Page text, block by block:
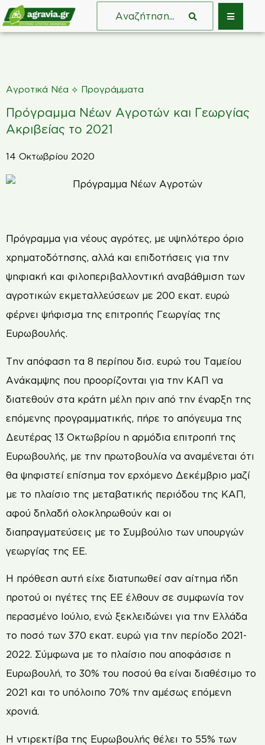
Αγροτικά Νέα ⟡ Προγράμματα
Πρόγραμμα Νέων Αγροτών και Γεωργίας
Ακριβείας το 2021
14 Οκτωβρίου 2020
Πρόγραμμα για νέους αγρότες, με υψηλότερο όριο
χρηματοδότησης, αλλά και επιδοτήσεις για την
ψηφιακή και φιλοπεριβαλλοντική αναβάθμιση των
αγροτικών εκμεταλλεύσεων με 200 εκατ. ευρώ
φέρνει ψήφισμα της επιτροπής Γεωργίας της
Ευρωβουλής.
Την απόφαση τα 8 περίπου δισ. ευρώ του Ταμείου
Ανάκαμψης που προορίζονται για την ΚΑΠ να
διατεθούν στα κράτη μέλη πριν από την έναρξη της
επόμενης προγραμματικής, πήρε το απόγευμα της
Δευτέρας 13 Οκτωβρίου η αρμόδια επιτροπή της
Ευρωβουλής, με την πρωτοβουλία να αναμένεται ότι
θα ψηφιστεί επίσημα τον ερχόμενο Δεκέμβριο μαζί
με το πλαίσιο της μεταβατικής περιόδου της ΚΑΠ,
αφού δηλαδή ολοκληρωθούν και οι
διαπραγματεύσεις με το Συμβούλιο των υπουργών
γεωργίας της ΕΕ.
Η πρόθεση αυτή είχε διατυπωθεί σαν αίτημα ήδη
προτού οι ηγέτες της ΕΕ έλθουν σε συμφωνία τον
περασμένο Ιούλιο, ενώ ξεκλειδώνει για την Ελλάδα
το ποσό των 370 εκατ. ευρώ για την περίοδο 2021-
2022. Σύμφωνα με το πλαίσιο που αποφάσισε η
Ευρωβουλή, το 30% του ποσού θα είναι διαθέσιμο το
2021 και το υπόλοιπο 70% την αμέσως επόμενη
χρονιά.
Η ντιρεκτίβα της Ευρωβουλής θέλει το 55% των